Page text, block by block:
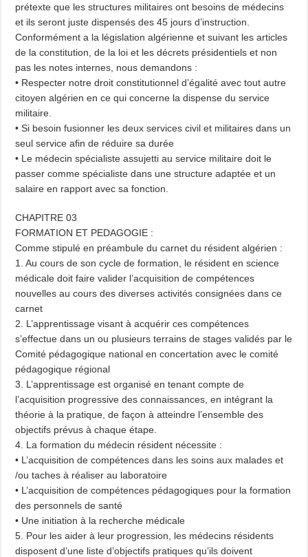
prétexte que les structures militaires ont besoins de médecins
et ils seront juste dispensés des 45 jours d’instruction.
Conformément a la législation algérienne et suivant les articles
de la constitution, de la loi et les décrets présidentiels et non
pas les notes internes, nous demandons :
• Respecter notre droit constitutionnel d’égalité avec tout autre
citoyen algérien en ce qui concerne la dispense du service
militaire.
• Si besoin fusionner les deux services civil et militaires dans un
seul service afin de réduire sa durée
• Le médecin spécialiste assujetti au service militaire doit le
passer comme spécialiste dans une structure adaptée et un
salaire en rapport avec sa fonction.
CHAPITRE 03
FORMATION ET PEDAGOGIE :
Comme stipulé en préambule du carnet du résident algérien :
1. Au cours de son cycle de formation, le résident en science
médicale doit faire valider l’acquisition de compétences
nouvelles au cours des diverses activités consignées dans ce
carnet
2. L’apprentissage visant à acquérir ces compétences
s’effectue dans un ou plusieurs terrains de stages validés par le
Comité pédagogique national en concertation avec le comité
pédagogique régional
3. L’apprentissage est organisé en tenant compte de
l’acquisition progressive des connaissances, en intégrant la
théorie à la pratique, de façon à atteindre l’ensemble des
objectifs prévus à chaque étape.
4. La formation du médecin résident nécessite :
• L’acquisition de compétences dans les soins aux malades et
/ou taches à réaliser au laboratoire
• L’acquisition de compétences pédagogiques pour la formation
des personnels de santé
• Une initiation à la recherche médicale
5. Pour les aider à leur progression, les médecins résidents
disposent d’une liste d’objectifs pratiques qu’ils doivent